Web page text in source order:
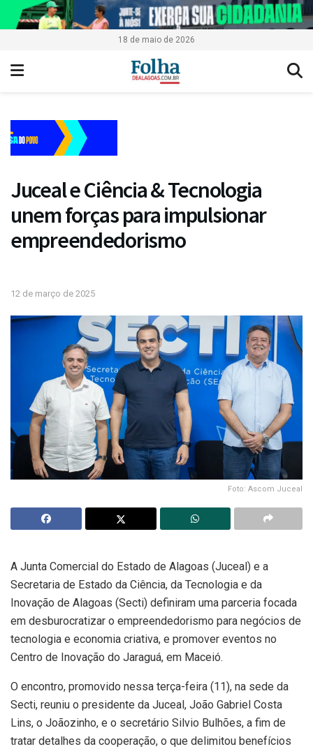
18 de maio de 2026
Juceal e Ciência & Tecnologia
unem forças para impulsionar
empreendedorismo
12 de março de 2025
Foto: Ascom Juceal
A Junta Comercial do Estado de Alagoas (Juceal) e a
Secretaria de Estado da Ciência, da Tecnologia e da
Inovação de Alagoas (Secti) definiram uma parceria focada
em desburocratizar o empreendedorismo para negócios de
tecnologia e economia criativa, e promover eventos no
Centro de Inovação do Jaraguá, em Maceió.
O encontro, promovido nessa terça-feira (11), na sede da
Secti, reuniu o presidente da Juceal, João Gabriel Costa
Lins, o Joãozinho, e o secretário Silvio Bulhões, a fim de
tratar detalhes da cooperação, o que delimitou benefícios